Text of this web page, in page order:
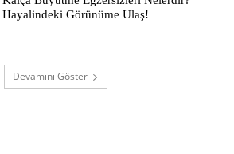
Hayalindeki Görünüme Ulaş!
Devamını Göster